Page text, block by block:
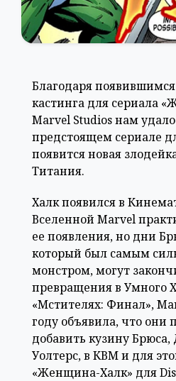
Благодаря
кастинга для сериала
Marvel Studios нам
предстоящем сериале
появится новая
Титания.
Халк появился в
Вселенной Marvel
ее появления, но дни
который был самым
монстром, могут
превращения в Умного
«Мстителях: Финал»,
году объявила, что они
добавить кузину
Уолтерс, в КВМ и для
«Женщина-Халк» для